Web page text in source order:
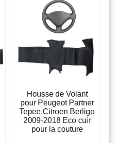
Housse de Volant
pour Peugeot Partner
Tepee,Citroen Berligo
2009-2018 Eco cuir
pour la couture